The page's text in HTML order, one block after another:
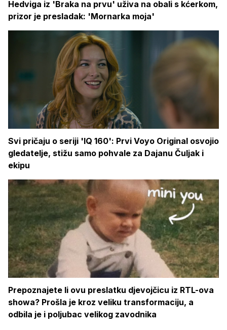
Hedviga iz 'Braka na prvu' uživa na obali s kćerkom,
prizor je presladak: 'Mornarka moja'
Svi pričaju o seriji 'IQ 160': Prvi Voyo Original osvojio
gledatelje, stižu samo pohvale za Dajanu Čuljak i
ekipu
Prepoznajete li ovu preslatku djevojčicu iz RTL-ova
showa? Prošla je kroz veliku transformaciju, a
odbila je i poljubac velikog zavodnika